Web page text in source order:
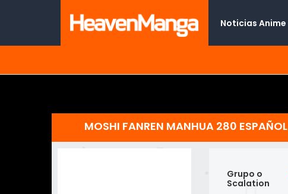
Noticias Anime
MOSHI FANREN MANHUA 280 ESPAÑOL
Grupo o
Scalation